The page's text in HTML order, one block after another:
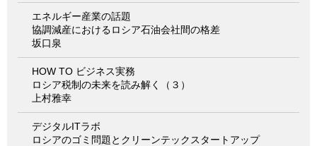
エネルギー産業の話題
協調減産におけるロシア石油会社間の格差
坂口泉
HOW TO ビジネス実務
ロシア税制の未来を読み解く（３）
上村雅幸
デジタルITラボ
ロシアのゴミ問題とクリーンテックスタートアップ